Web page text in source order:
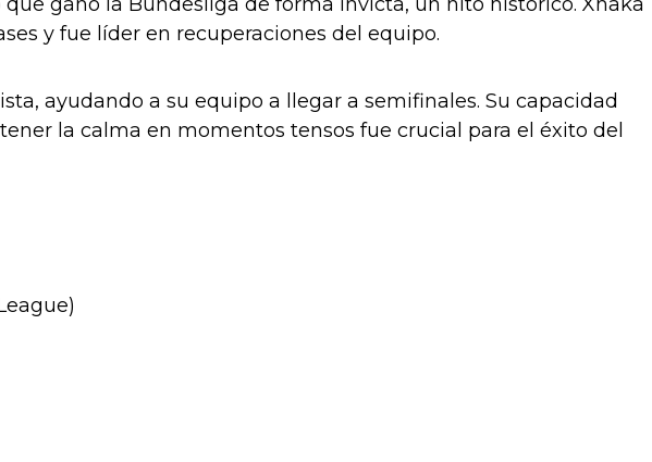
y fue líder en recuperaciones del equipo.
ayudando a su equipo a llegar a semifinales. Su capacidad
la calma en momentos tensos fue crucial para el éxito del